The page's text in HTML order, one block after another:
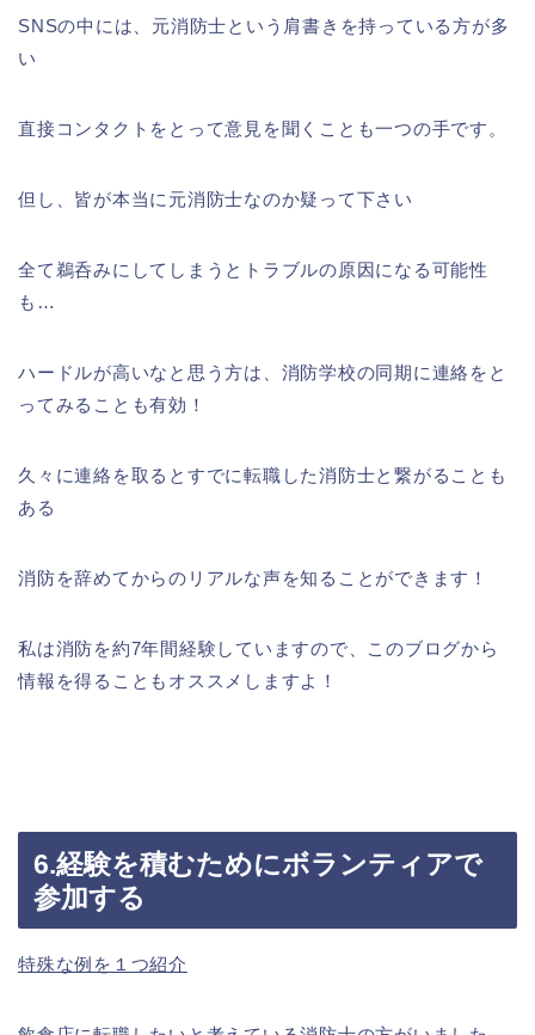
SNSの中には、元消防士という肩書きを持っている方が多
い
直接コンタクトをとって意見を聞くことも一つの手です。
但し、皆が本当に元消防士なのか疑って下さい
全て鵜呑みにしてしまうとトラブルの原因になる可能性
も…
ハードルが高いなと思う方は、消防学校の同期に連絡をと
ってみることも有効！
久々に連絡を取るとすでに転職した消防士と繋がることも
ある
消防を辞めてからのリアルな声を知ることができます！
私は消防を約7年間経験していますので、 このブログから
情報を得ることもオススメしますよ！
6.経験を積むためにボランティアで
参加する
特殊な例を１つ紹介